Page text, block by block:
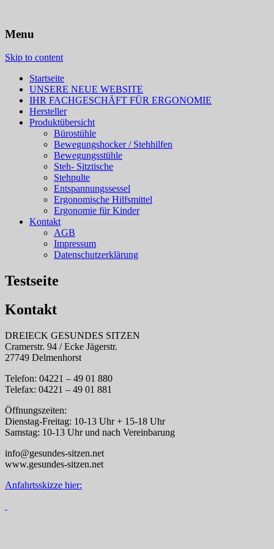
ergonomische Sitzmöbel | Haider Bioswing
| HAG | aeries | Varier | Moizi | Löffler |
Ongo
Menu
Skip to content
Startseite
UNSERE NEUE WEBSITE
IHR FACHGESCHÄFT FÜR ERGONOMIE
Hersteller
Produktübersicht
Bürostühle
Bewegungshocker / Stehhilfen
Bewegungsstühle
Steh- Sitztische
Stehpulte
Entspannungssessel
Ergonomische Hilfsmittel
Ergonomie für Kinder
Kontakt
AGB
Impressum
Datenschutzerklärung
Testseite
Kontakt
DREIECK GESUNDES SITZEN
Cramerstr. 94 / Ecke Jägerstr.
27749 Delmenhorst
Telefon: 04221 – 49 01 880
Telefax: 04221 – 49 01 881
Öffnungszeiten:
Dienstag-Freitag: 10-13 Uhr + 15-18 Uhr
Samstag: 10-13 Uhr und nach Vereinbarung
info@gesundes-sitzen.net
www.gesundes-sitzen.net
Anfahrtsskizze hier: